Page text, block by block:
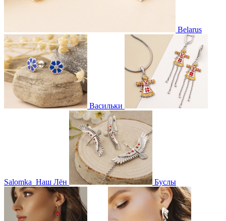
Belarus
Васильки
Salomka Наш Лён Буслы